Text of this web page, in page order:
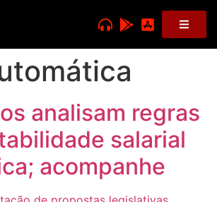
analisam regras
salarial
acompanhe